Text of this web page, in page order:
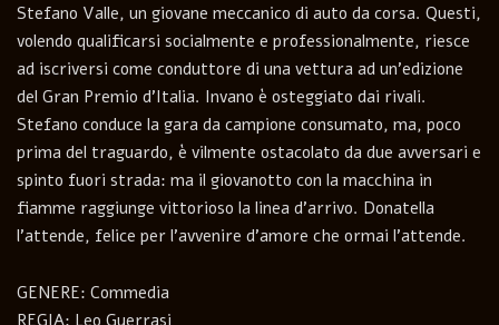
Stefano Valle, un giovane meccanico di auto da corsa. Questi,
volendo qualificarsi socialmente e professionalmente, riesce
ad iscriversi come conduttore di una vettura ad un’edizione
del Gran Premio d’Italia. Invano è osteggiato dai rivali.
Stefano conduce la gara da campione consumato, ma, poco
prima del traguardo, è vilmente ostacolato da due avversari e
spinto fuori strada: ma il giovanotto con la macchina in
fiamme raggiunge vittorioso la linea d’arrivo. Donatella
l’attende, felice per l’avvenire d’amore che ormai l’attende.
GENERE: Commedia
REGIA: Leo Guerrasi